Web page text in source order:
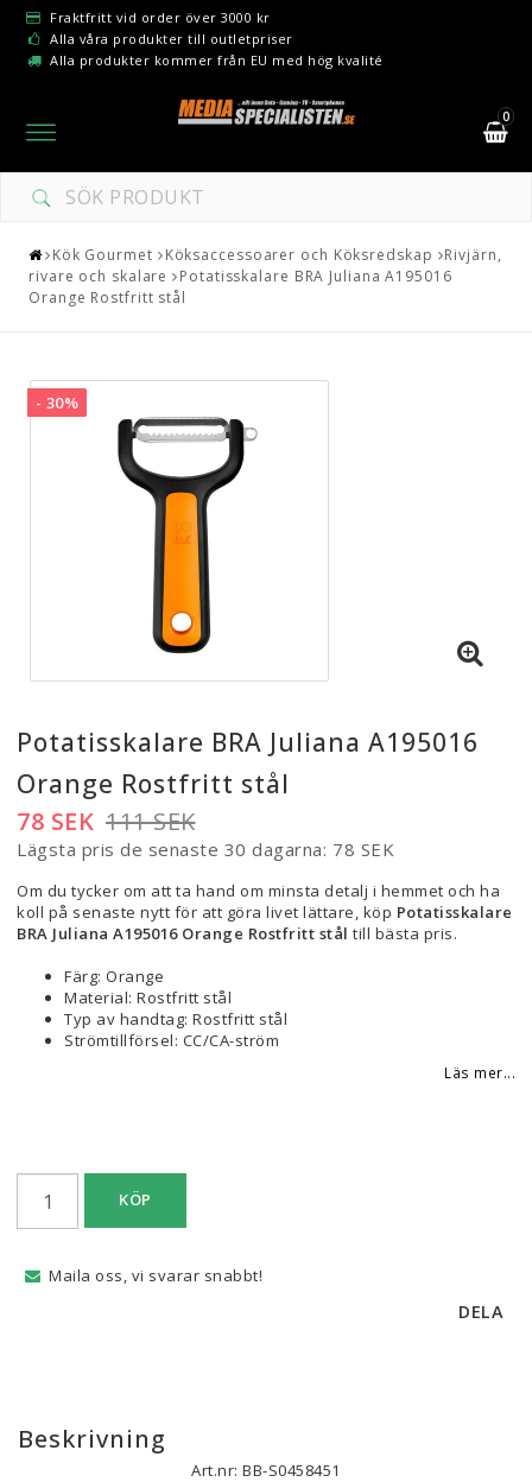
Fraktfritt vid order över 3000 kr
Alla våra produkter till outletpriser
Alla produkter kommer från EU med hög kvalité
0
Toggle
navigation
Kök Gourmet Köksaccessoarer och Köksredskap
Rivjärn,
rivare och skalare
Potatisskalare BRA Juliana A195016
Orange Rostfritt stål
- 30%
Potatisskalare BRA Juliana A195016
Orange Rostfritt stål
111 SEK
78 SEK
Lägsta pris de senaste 30 dagarna 78 SEK
Om du tycker om att ta hand om minsta detalj i hemmet och ha
koll på senaste nytt för att göra livet lättare, köp Potatisskalare
BRA Juliana A195016 Orange Rostfritt stål till bästa pris.
Färg: Orange
Material: Rostfritt stål
Typ av handtag: Rostfritt stål
Strömtillförsel: CC/CA-ström
Läs mer...
KÖP
Maila oss, vi svarar snabbt!
DELA
Beskrivning
Art.nr: BB-S0458451